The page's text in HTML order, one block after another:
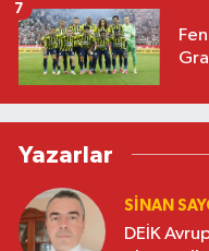
7
Yazarlar
SINAN
DEİK